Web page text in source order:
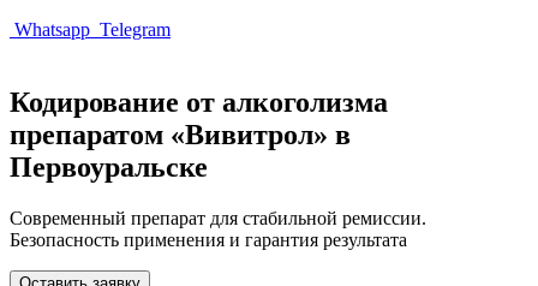
Whatsapp Telegram
Кодирование от алкоголизма
препаратом «Вивитрол» в
Первоуральске
Современный препарат для стабильной ремиссии.
Безопасность применения и гарантия результата